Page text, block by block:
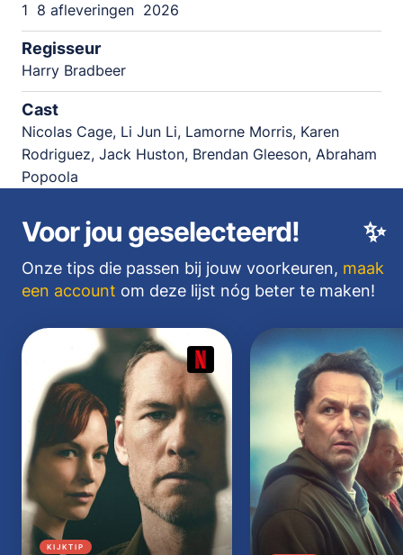
1 8 afleveringen 2026
Regisseur
Harry Bradbeer
Cast
Nicolas Cage, Li Jun Li, Lamorne Morris, Karen
Rodriguez, Jack Huston, Brendan Gleeson, Abraham
Popoola
✨
Voor jou geselecteerd!
Onze tips die passen bij jouw voorkeuren, maak
een account om deze lijst nóg beter te maken!
KIJKTIP